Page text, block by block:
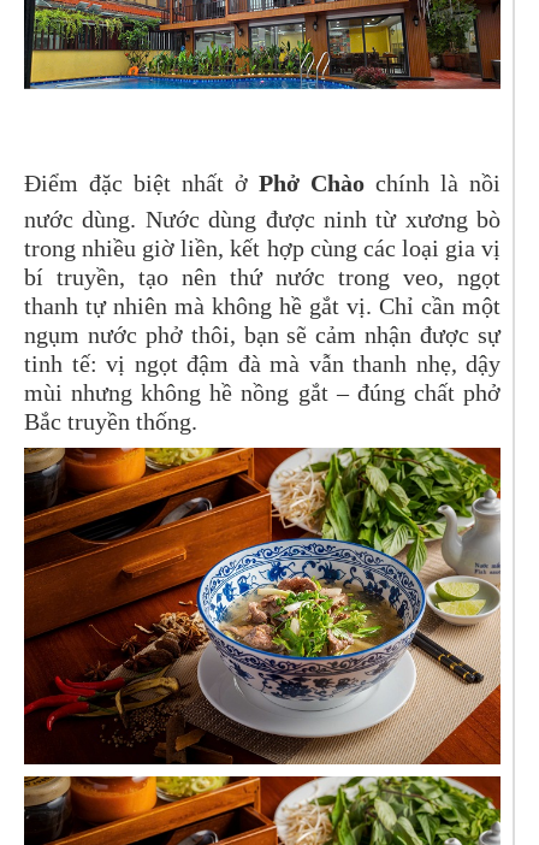
Điểm đặc biệt nhất ở Phở Chào chính là nồi
nước dùng. Nước dùng được ninh từ xương bò
trong nhiều giờ liền, kết hợp cùng các loại gia vị
bí truyền, tạo nên thứ nước trong veo, ngọt
thanh tự nhiên mà không hề gắt vị. Chỉ cần một
ngụm nước phở thôi, bạn sẽ cảm nhận được sự
tinh tế: vị ngọt đậm đà mà vẫn thanh nhẹ, dậy
mùi nhưng không hề nồng gắt – đúng chất phở
Bắc truyền thống.